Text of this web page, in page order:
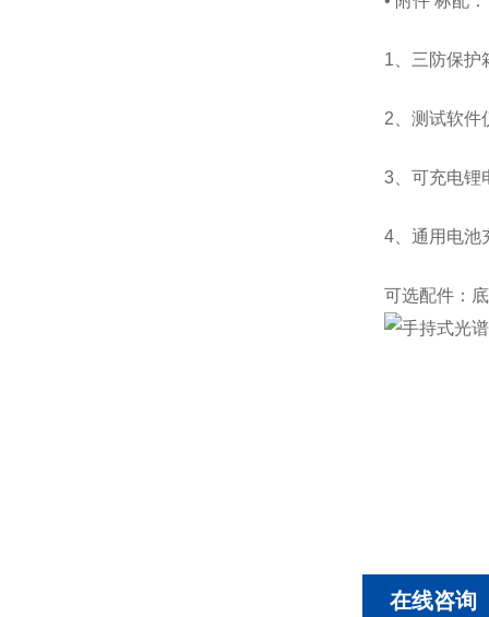
1、三防保护
2、测试软件
3、可充电锂
4、通用电池
可选配件：
在线咨询